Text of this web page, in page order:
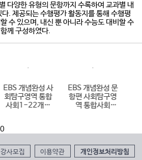
다양한 유형의 문항까지 수록하여 교과별 내
. 제공되는 수행평가 활동지를 통해 수행평
수 있으며, 내신 뿐 아니라 수능도 대비할 수
께 구성하였다.
EBS 개념완성 사
회탐구영역 통합
사회1-22개정
EBS 개념완성 문
항편 사회탐구영
역 통합사회
강사모집 이용약관 개인정보처리방침